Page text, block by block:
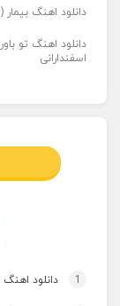
دانلود اهنگ
دانلود اهنگ تو
اسفندارانی
1 دانلود